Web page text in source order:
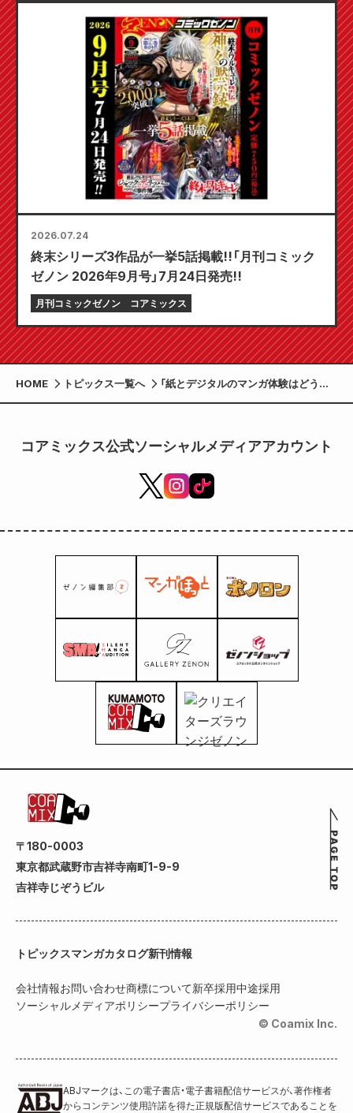
2026.07.24
終末シリーズ3作品が一挙5話掲載!!「月刊コミック
ゼノン 2026年9月号」7月24日発売!!
月刊コミックゼノン コアミックス
HOME トピックス一覧へ
「紙とデジタルのマンガ体験はどう違
うのか」コアミックスと東京大学の共
コアミックス公式ソーシャルメディアアカウント
〒180-0003
東京都武蔵野市吉祥寺南町1-9-9
吉祥寺じぞうビル
トピックスマンガカタログ新刊情報
会社情報お問い合わせ商標について新卒採用中途採用
ソーシャルメディアポリシープライバシーポリシー
© Coamix Inc.
ABJマークは、この電子書店・電子書籍配信サービスが、著作権者
からコンテンツ使用許諾を得た正規版配信サービスであることを